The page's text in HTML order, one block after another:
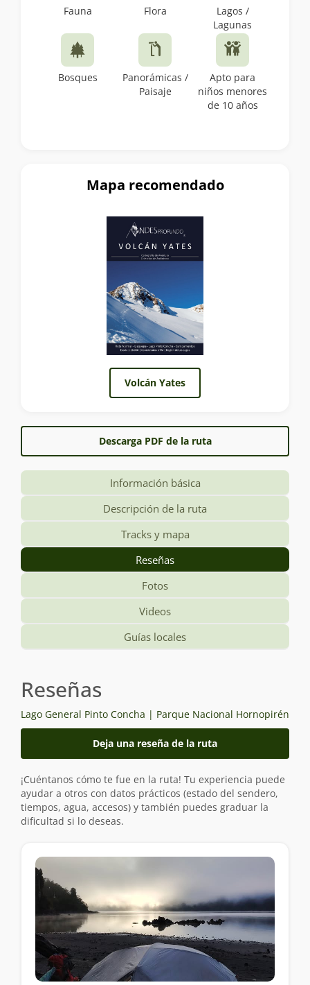
Fauna Flora
Lagos /
Lagunas
Bosques
Panorámicas /
Paisaje
Apto para
niños menores
de 10 años
Mapa recomendado
Volcán Yates
Descarga PDF de la ruta
Información básica
Descripción de la ruta
Tracks y mapa
Reseñas
Fotos
Videos
Guías locales
Reseñas
Lago General Pinto Concha | Parque Nacional Hornopirén
Deja una reseña de la ruta
¡Cuéntanos cómo te fue en la ruta! Tu experiencia puede
ayudar a otros con datos prácticos (estado del sendero,
tiempos, agua, accesos) y también puedes graduar la
dificultad si lo deseas.